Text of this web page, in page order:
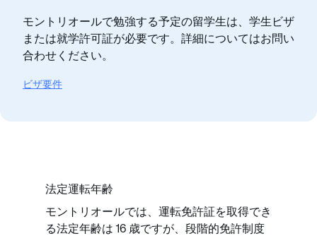
モントリオールで勉強する予定の留学生は、学生ビザ
または就学許可証が必要です。詳細についてはお問い
合わせください。
ビザ要件
法定運転年齢
モントリオールでは、運転免許証を取得でき
る法定年齢は 16 歳ですが、段階的免許制度